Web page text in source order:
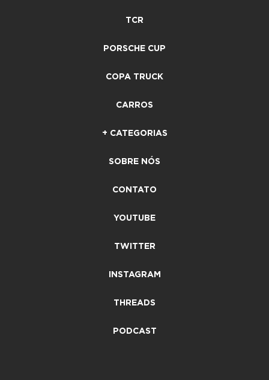
TCR
PORSCHE CUP
COPA TRUCK
CARROS
+ CATEGORIAS
SOBRE NÓS
CONTATO
YOUTUBE
TWITTER
INSTAGRAM
THREADS
PODCAST